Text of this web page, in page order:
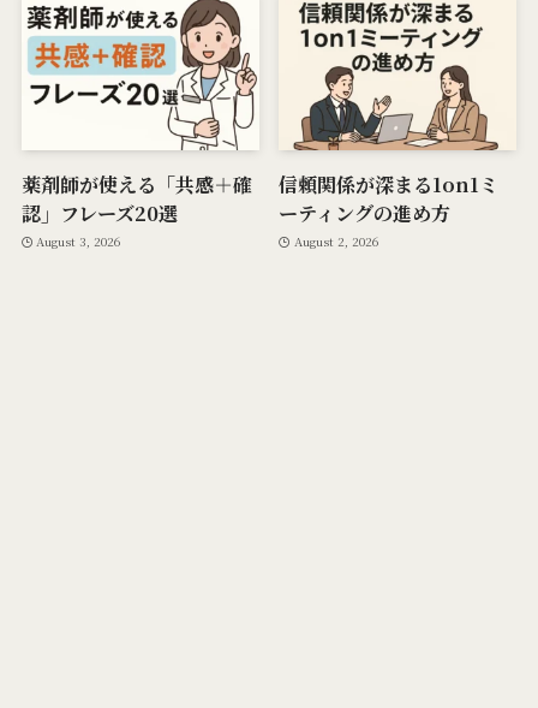
薬剤師が使える「共感＋確
認」フレーズ20選
August 3, 2026
信頼関係が深まる1on1ミ
ーティングの進め方
August 2, 2026